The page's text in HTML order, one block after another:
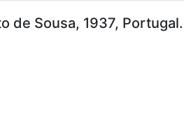
de Sousa, 1937, Portugal.